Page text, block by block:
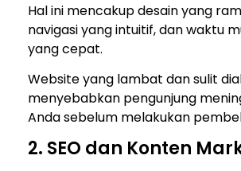
Hal ini mencakup desain yang
navigasi yang intuitif, dan waktu
yang cepat.
Website yang lambat dan sulit
menyebabkan pengunjung
Anda sebelum melakukan
2. SEO dan Konten